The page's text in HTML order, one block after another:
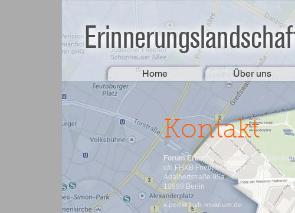
Home Über uns
Kontakt
Forum Erinnerungslandschaft
c/o FHXB Friedrichshain-Kreuzberg
Adalbertstraße 95a
10999 Berlin
s.perl@fhxb-museum.de